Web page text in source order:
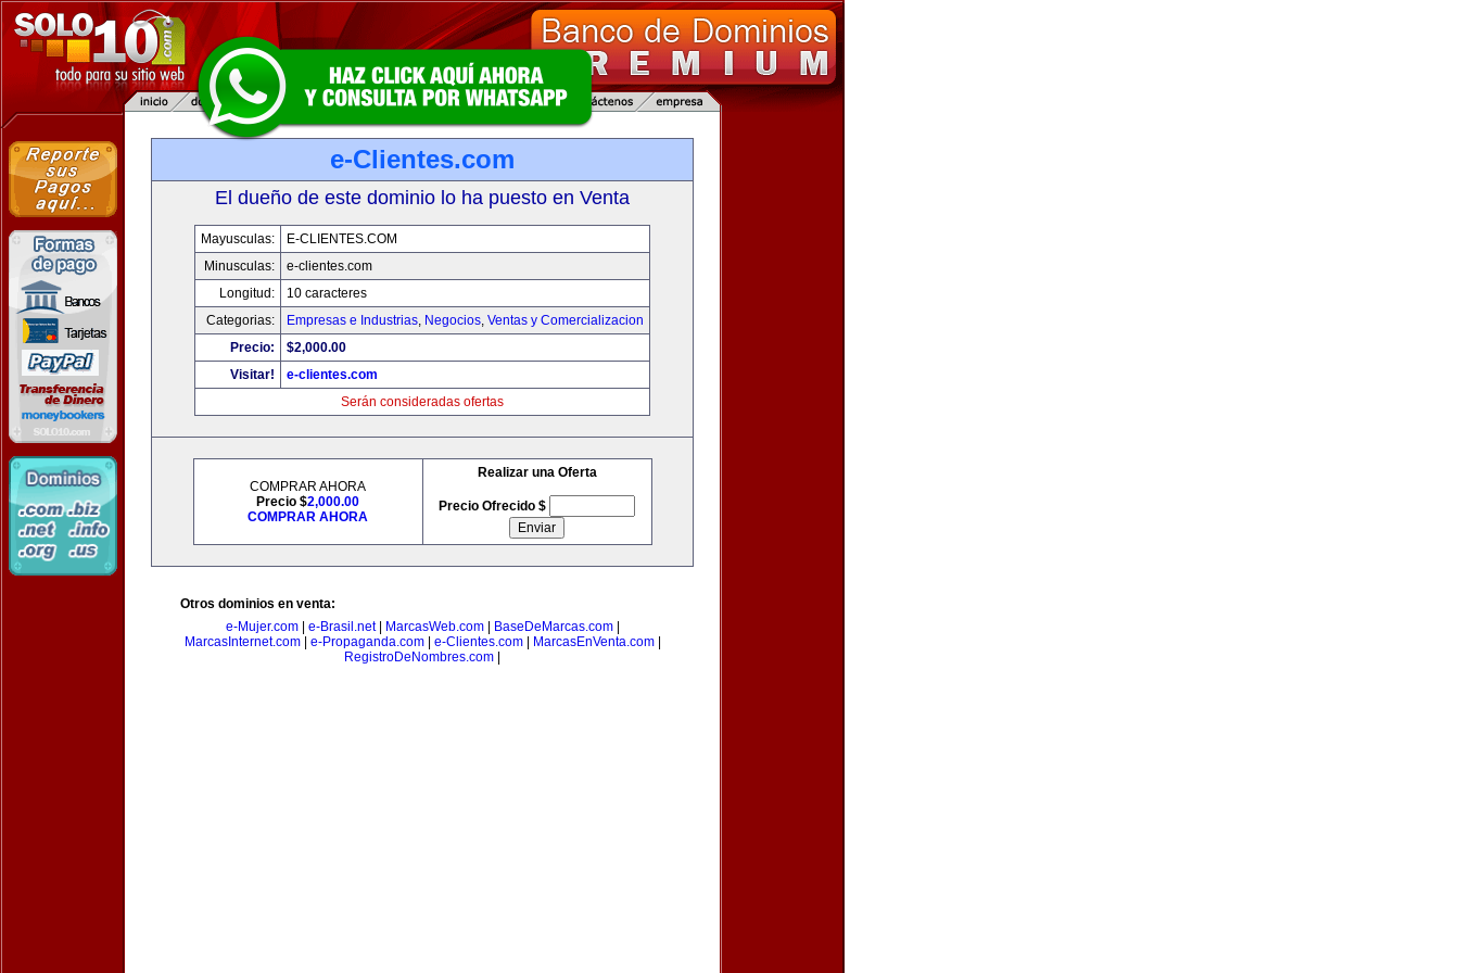
e-Clientes.com
El dueño de este dominio lo ha puesto en Venta
Mayusculas:
E-CLIENTES.COM
Minusculas:
e-clientes.com
Longitud:
10 caracteres
Categorias:
Empresas e Industrias, Negocios, Ventas y Comercializacion
Precio:
$2,000.00
Visitar!
e-clientes.com
Serán consideradas ofertas
COMPRAR AHORA
Precio $2,000.00
COMPRAR AHORA
Realizar una Oferta
Precio Ofrecido $
Otros dominios en venta:
e-Mujer.com| e-Brasil.net| MarcasWeb.com| BaseDeMarcas.com|
MarcasInternet.com| e-Propaganda.com| e-Clientes.com| MarcasEnVenta.com|
RegistroDeNombres.com